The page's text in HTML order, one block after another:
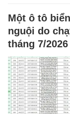
Một ô tô
nguội do
tháng 7/